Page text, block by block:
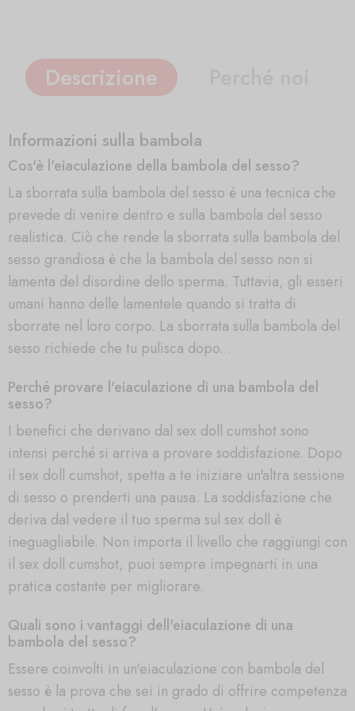
Descrizione
Informazioni sulla bambola
Cos'è l'eiaculazione della bambola del sesso?
La sborrata sulla bambola del sesso è una tecnica che
prevede di venire dentro e sulla bambola del sesso
realistica. Ciò che rende la sborrata sulla bambola del
sesso grandiosa è che la bambola del sesso non si
lamenta del disordine dello sperma. Tuttavia, gli esseri
umani hanno delle lamentele quando si tratta di
sborrate nel loro corpo. La sborrata sulla bambola del
sesso richiede che tu pulisca dopo. .
Perché provare l'eiaculazione di una bambola del
sesso?
I benefici che derivano dal sex doll cumshot sono
intensi perché si arriva a provare soddisfazione. Dopo
il sex doll cumshot, spetta a te iniziare un'altra sessione
di sesso o prenderti una pausa. La soddisfazione che
deriva dal vedere il tuo sperma sul sex doll è
ineguagliabile. Non importa il livello che raggiungi con
il sex doll cumshot, puoi sempre impegnarti in una
pratica costante per migliorare.
Quali sono i vantaggi dell'eiaculazione di una
bambola del sesso?
Essere coinvolti in un'eiaculazione con bambola del
sesso è la prova che sei in grado di offrire competenza